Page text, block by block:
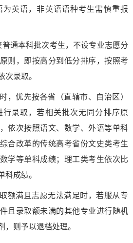
英语，非英语语种考生需慎重报
通本科批次考生，不设专业志愿分
则，即按高分到低分排序，按照考
次录取。
，优先按各省（直辖市、自治区）
录取，若相关批次无同分排序原
依次按照语文、数学、外语等单科
合改革的传统高考省份文史类考生
学等单科成绩；理工类考生依次比
科成绩。
额满且志愿无法满足时，若服从专
且录取额未满的其他专业进行随机
，则予以退档处理。